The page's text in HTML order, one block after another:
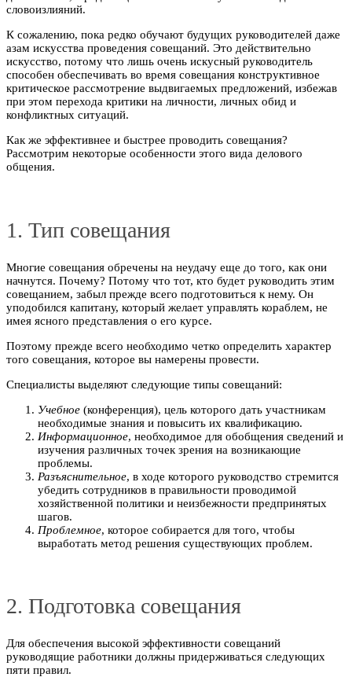
словоизлияний.
К сожалению, пока редко обучают будущих руководителей даже
азам искусства проведения совещаний. Это действительно
искусство, потому что лишь очень искусный руководитель
способен обеспечивать во время совещания конструктивное
критическое рассмотрение выдвигаемых предложений, избежав
при этом перехода критики на личности, личных обид и
конфликтных ситуаций.
Как же эффективнее и быстрее проводить совещания?
Рассмотрим некоторые особенности этого вида делового
общения.
1. Тип совещания
Многие совещания обречены на неудачу еще до того, как они
начнутся. Почему? Потому что тот, кто будет руководить этим
совещанием, забыл прежде всего подготовиться к нему. Он
уподобился капитану, который желает управлять кораблем, не
имея ясного представления о его курсе.
Поэтому прежде всего необходимо четко определить характер
того совещания, которое вы намерены провести.
Специалисты выделяют следующие типы совещаний:
Учебное (конференция), цель которого дать участникам
необходимые знания и повысить их квалификацию.
Информационное, необходимое для обобщения сведений и
изучения различных точек зрения на возникающие
проблемы.
Разъяснительное, в ходе которого руководство стремится
убедить сотрудников в правильности проводимой
хозяйственной политики и неизбежности предпринятых
шагов.
Проблемное, которое собирается для того, чтобы
выработать метод решения существующих проблем.
2. Подготовка совещания
Для обеспечения высокой эффективности совещаний
руководящие работники должны придерживаться следующих
пяти правил.